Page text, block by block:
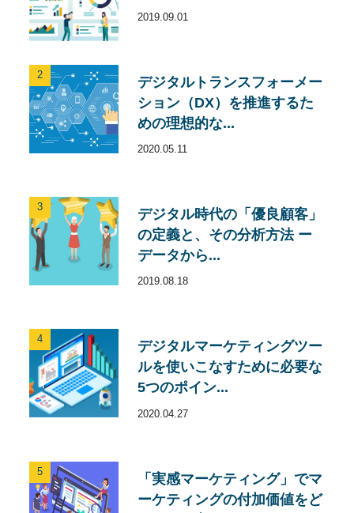
2019.09.01
2
デジタルトランスフォーメー
ション（DX）を推進するた
めの理想的な...
2020.05.11
3
デジタル時代の「優良顧客」
の定義と、その分析方法 ー
データから...
2019.08.18
4
デジタルマーケティングツー
ルを使いこなすために必要な
5つのポイン...
2020.04.27
5
「実感マーケティング」でマ
ーケティングの付加価値をど